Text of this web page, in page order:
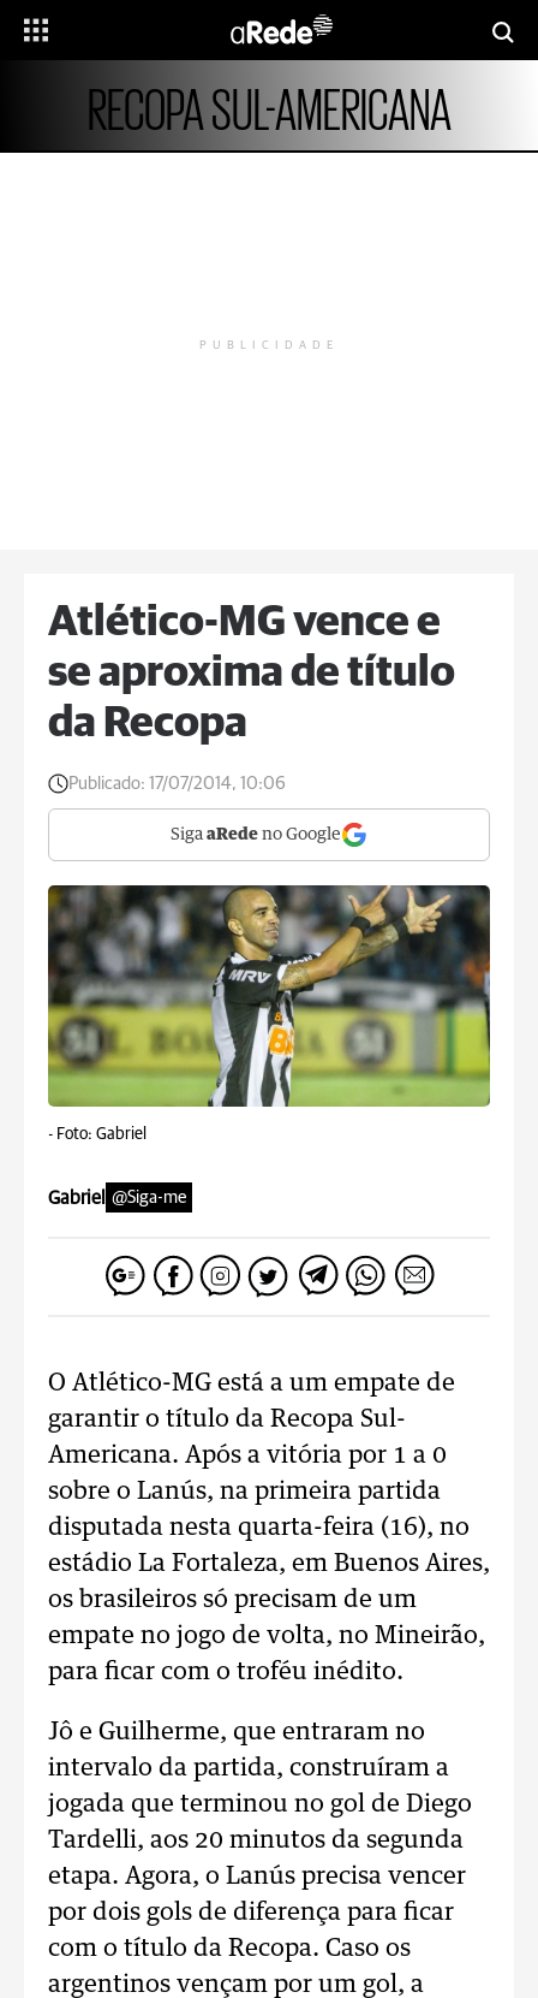
RECOPA SUL-AMERICANA
PUBLICIDADE
Atlético-MG vence e
se aproxima de título
da Recopa
Publicado: 17/07/2014, 10:06
Siga aRede no Google
- Foto: Gabriel
Gabriel @Siga-me
O Atlético-MG está a um empate de
garantir o título da Recopa Sul-
Americana. Após a vitória por 1 a 0
sobre o Lanús, na primeira partida
disputada nesta quarta-feira (16), no
estádio La Fortaleza, em Buenos Aires,
os brasileiros só precisam de um
empate no jogo de volta, no Mineirão,
para ficar com o troféu inédito.
Jô e Guilherme, que entraram no
intervalo da partida, construíram a
jogada que terminou no gol de Diego
Tardelli, aos 20 minutos da segunda
etapa. Agora, o Lanús precisa vencer
por dois gols de diferença para ficar
com o título da Recopa. Caso os
argentinos vençam por um gol, a